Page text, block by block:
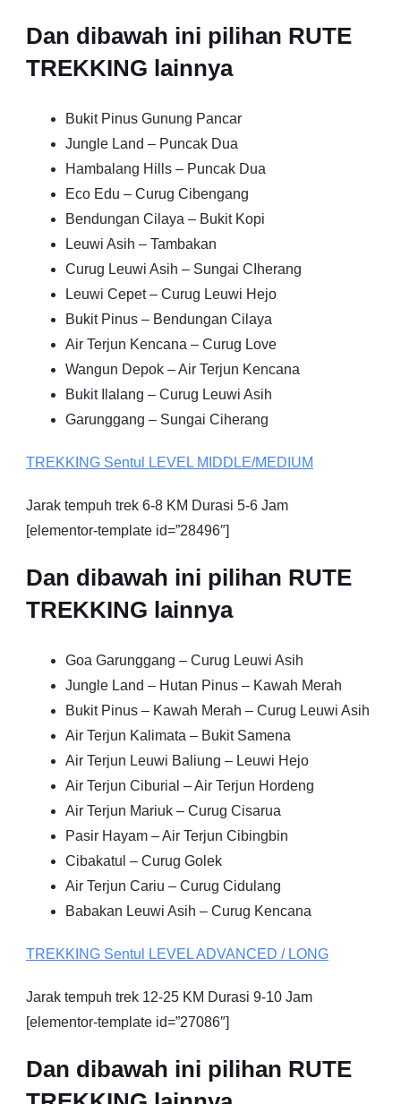
Dan dibawah ini pilihan RUTE
TREKKING lainnya
Bukit Pinus Gunung Pancar
Jungle Land – Puncak Dua
Hambalang Hills – Puncak Dua
Eco Edu – Curug Cibengang
Bendungan Cilaya – Bukit Kopi
Leuwi Asih – Tambakan
Curug Leuwi Asih – Sungai CIherang
Leuwi Cepet – Curug Leuwi Hejo
Bukit Pinus – Bendungan Cilaya
Air Terjun Kencana – Curug Love
Wangun Depok – Air Terjun Kencana
Bukit Ilalang – Curug Leuwi Asih
Garunggang – Sungai Ciherang
TREKKING Sentul LEVEL MIDDLE/MEDIUM
Jarak tempuh trek 6-8 KM Durasi 5-6 Jam
[elementor-template id=”28496″]
Dan dibawah ini pilihan RUTE
TREKKING lainnya
Goa Garunggang – Curug Leuwi Asih
Jungle Land – Hutan Pinus – Kawah Merah
Bukit Pinus – Kawah Merah – Curug Leuwi Asih
Air Terjun Kalimata – Bukit Samena
Air Terjun Leuwi Baliung – Leuwi Hejo
Air Terjun Ciburial – Air Terjun Hordeng
Air Terjun Mariuk – Curug Cisarua
Pasir Hayam – Air Terjun Cibingbin
Cibakatul – Curug Golek
Air Terjun Cariu – Curug Cidulang
Babakan Leuwi Asih – Curug Kencana
TREKKING Sentul LEVEL ADVANCED / LONG
Jarak tempuh trek 12-25 KM Durasi 9-10 Jam
[elementor-template id=”27086″]
Dan dibawah ini pilihan RUTE